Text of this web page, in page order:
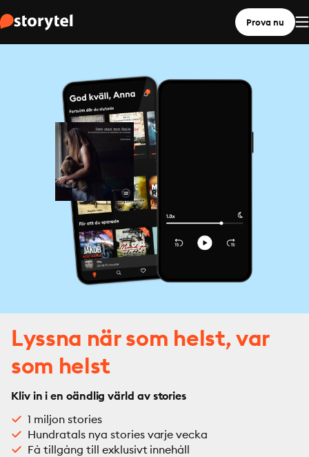
Prova nu
Lyssna när som helst, var
som helst
Kliv in i en oändlig värld av stories
1 miljon stories
Hundratals nya stories varje vecka
Få tillgång till exklusivt innehåll